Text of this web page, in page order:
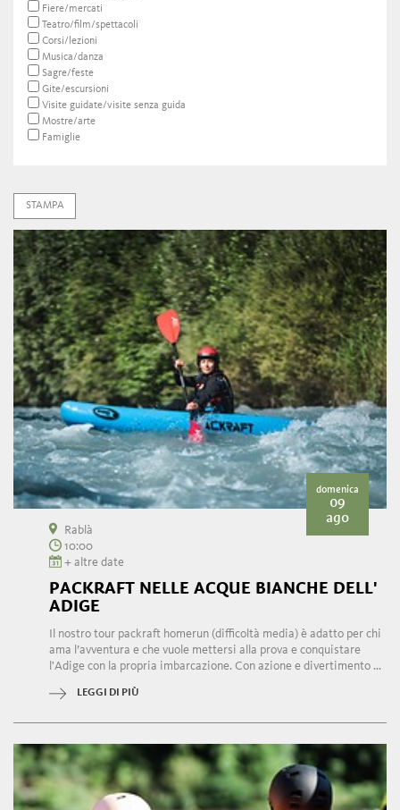
Fiere/mercati
Teatro/film/spettacoli
Corsi/lezioni
Musica/danza
Sagre/feste
Gite/escursioni
Visite guidate/visite senza guida
Mostre/arte
Famiglie
STAMPA
domenica
09
ago
Rablà
10:00
+ altre date
PACKRAFT NELLE ACQUE BIANCHE DELL'
ADIGE
Il nostro tour packraft homerun (difficoltà media) è adatto per chi
ama l’avventura e che vuole mettersi alla prova e conquistare
l'Adige con la propria imbarcazione. Con azione e divertimento ...
LEGGI DI PIÙ